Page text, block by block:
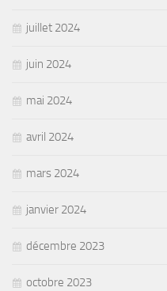
juillet 2024
juin 2024
mai 2024
avril 2024
mars 2024
janvier 2024
décembre 2023
octobre 2023